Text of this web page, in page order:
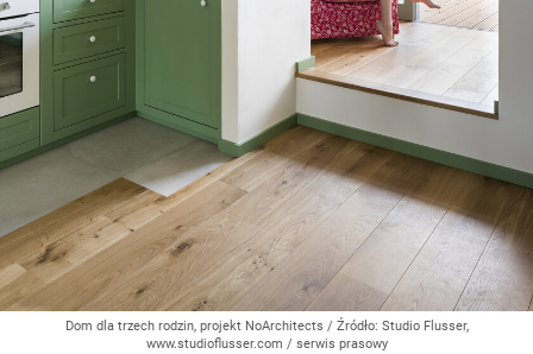
Dom dla trzech rodzin, projekt NoArchitects / Źródło: Studio Flusser,
www.studioflusser.com / serwis prasowy